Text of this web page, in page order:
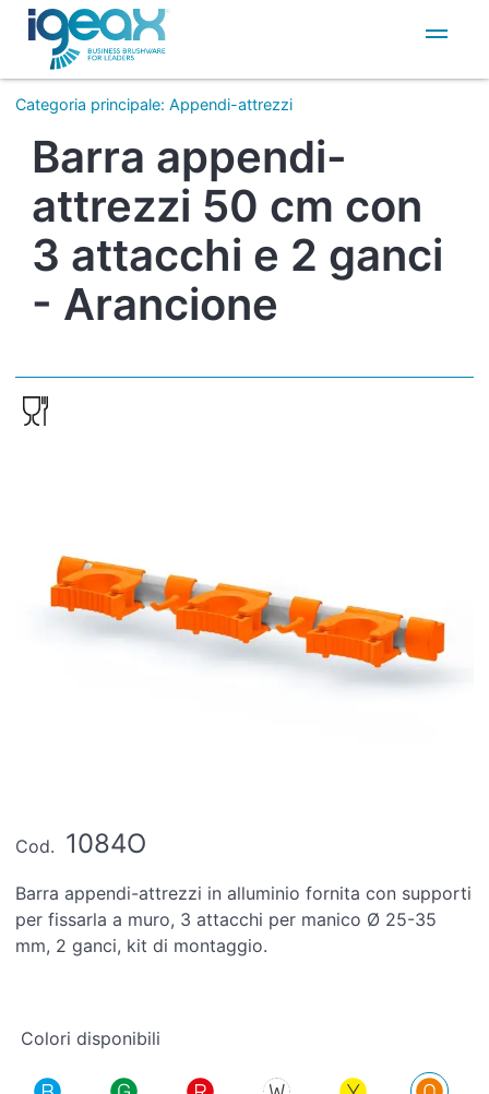
IT
EN
Categoria principale:Appendi-attrezzi
Barra appendi-
attrezzi 50 cm con
3 attacchi e 2 ganci
- Arancione
Cod. 1084O
Barra appendi-attrezzi in alluminio fornita con supporti
per fissarla a muro, 3 attacchi per manico Ø 25-35
mm, 2 ganci, kit di montaggio.
Colori disponibili